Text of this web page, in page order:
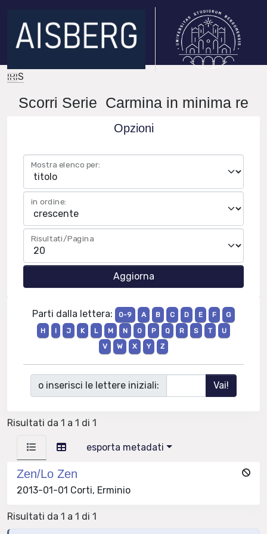
IRIS
Scorri Serie Carmina in minima re
Opzioni
Mostra elenco per:
in ordine:
Risultati/Pagina
Parti dalla lettera: 0-9 A B C D E F
G
H
I J K L M N O P Q R S T
U
V
W X Y Z
o inserisci le lettere iniziali:
Risultati da 1 a 1 di 1
esporta metadati
Zen/Lo Zen
2013-01-01 Corti, Erminio
Risultati da 1 a 1 di 1